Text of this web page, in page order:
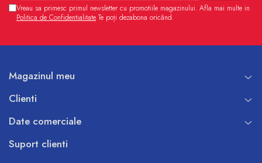
Vreau sa primesc primul newsletter cu promotiile magazinului. Afla mai multe in
Politica de Confidentialitate Te poți dezabona oricând.
Magazinul meu
Clienti
Date comerciale
Suport clienti